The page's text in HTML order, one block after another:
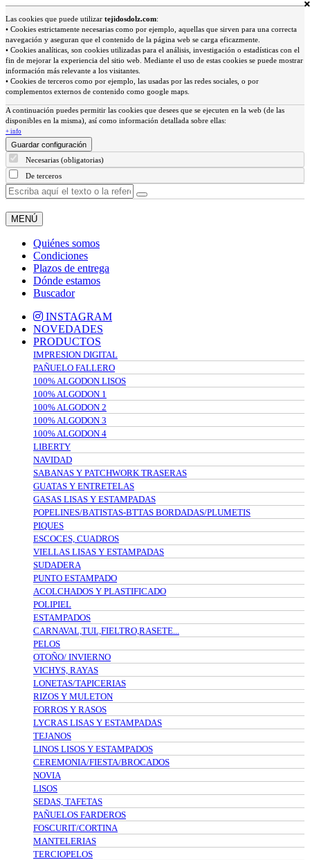
Las cookies que puede utilizar tejidosdolz.com:
• Cookies estrictamente necesarias como por ejemplo, aquellas que sirven para una correcta
navegación y aseguran que el contenido de la página web se carga eficazmente.
• Cookies analíticas, son cookies utilizadas para el análisis, investigación o estadísticas con el
fin de mejorar la experiencia del sitio web. Mediante el uso de estas cookies se puede mostrar
información más relevante a los visitantes.
• Cookies de terceros como por ejemplo, las usadas por las redes sociales, o por
complementos externos de contenido como google maps.
A continuación puedes permitir las cookies que desees que se ejecuten en la web (de las
disponibles en la misma), así como información detallada sobre ellas:
+ info
Guardar configuración
Necesarias (obligatorias)
De terceros
MENÚ
Quiénes somos
Condiciones
Plazos de entrega
Dónde estamos
Buscador
INSTAGRAM
NOVEDADES
PRODUCTOS
IMPRESION DIGITAL
PAÑUELO FALLERO
100% ALGODON LISOS
100% ALGODON 1
100% ALGODON 2
100% ALGODON 3
100% ALGODON 4
LIBERTY
NAVIDAD
SABANAS Y PATCHWORK TRASERAS
GUATAS Y ENTRETELAS
GASAS LISAS Y ESTAMPADAS
POPELINES/BATISTAS-BTTAS BORDADAS/PLUMETIS
PIQUES
ESCOCES, CUADROS
VIELLAS LISAS Y ESTAMPADAS
SUDADERA
PUNTO ESTAMPADO
ACOLCHADOS Y PLASTIFICADO
POLIPIEL
ESTAMPADOS
CARNAVAL,TUL,FIELTRO,RASETE...
PELOS
OTOÑO/ INVIERNO
VICHYS, RAYAS
LONETAS/TAPICERIAS
RIZOS Y MULETON
FORROS Y RASOS
LYCRAS LISAS Y ESTAMPADAS
TEJANOS
LINOS LISOS Y ESTAMPADOS
CEREMONIA/FIESTA/BROCADOS
NOVIA
LISOS
SEDAS, TAFETAS
PAÑUELOS FARDEROS
FOSCURIT/CORTINA
MANTELERIAS
TERCIOPELOS